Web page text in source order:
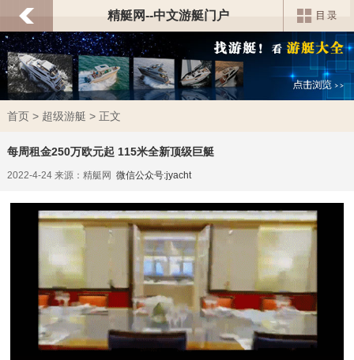
精艇网--中文游艇门户
首页> 超级游艇 > 正文
每周租金250万欧元起 115米全新顶级巨艇
2022-4-24 来源：精艇网 微信公众号:jyacht